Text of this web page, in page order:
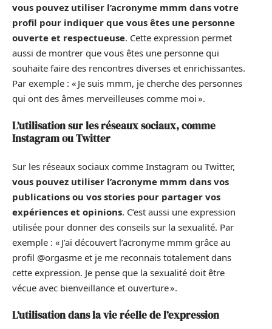
vous pouvez utiliser l’acronyme mmm dans votre
profil pour indiquer que vous êtes une personne
ouverte et respectueuse. Cette expression permet
aussi de montrer que vous êtes une personne qui
souhaite faire des rencontres diverses et enrichissantes.
Par exemple : « Je suis mmm, je cherche des personnes
qui ont des âmes merveilleuses comme moi ».
L’utilisation sur les réseaux sociaux, comme
Instagram ou Twitter
Sur les réseaux sociaux comme Instagram ou Twitter,
vous pouvez utiliser l’acronyme mmm dans vos
publications ou vos stories pour partager vos
expériences et opinions. C’est aussi une expression
utilisée pour donner des conseils sur la sexualité. Par
exemple : « J’ai découvert l’acronyme mmm grâce au
profil @orgasme et je me reconnais totalement dans
cette expression. Je pense que la sexualité doit être
vécue avec bienveillance et ouverture ».
L’utilisation dans la vie réelle de l’expression